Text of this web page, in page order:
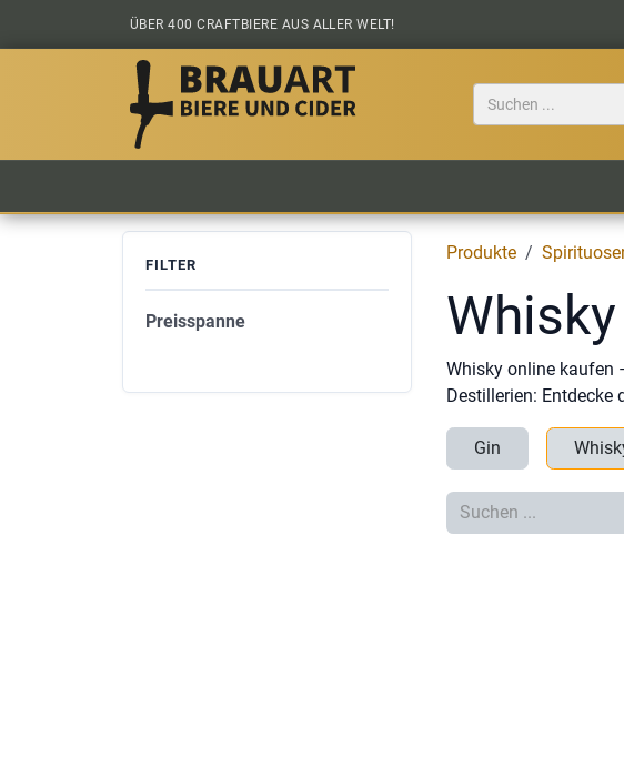
Zum Inhalt springen
ÜBER 400 CRAFTBIERE AUS ALLER WELT!
FILTER
Preisspanne
Produkte
Whisky
Whisky online kaufen
Destillerien: Entdecke
Gin